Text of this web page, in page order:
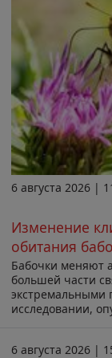
6 августа 2026 |
Изменение
обитания
Бабочки меняют
большей части
экстремальными
исследовании,
6 августа 2026 |